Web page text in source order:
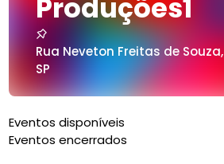
Produções1
Rua Neveton Freitas de Souza,
SP
Eventos disponíveis
Eventos encerrados